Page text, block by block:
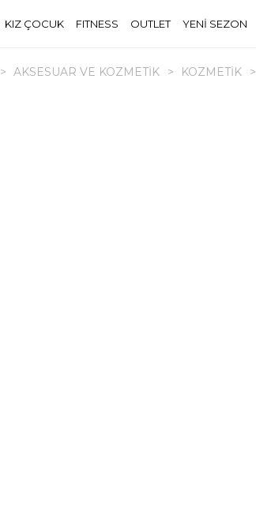
KIZ ÇOCUK FITNESS OUTLET YENİ SEZON
> AKSESUAR VE KOZMETİK > KOZMETİK >